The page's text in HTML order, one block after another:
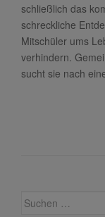
schließlich das
schreckliche
Mitschüler ums
verhindern.
sucht sie nach
Suche